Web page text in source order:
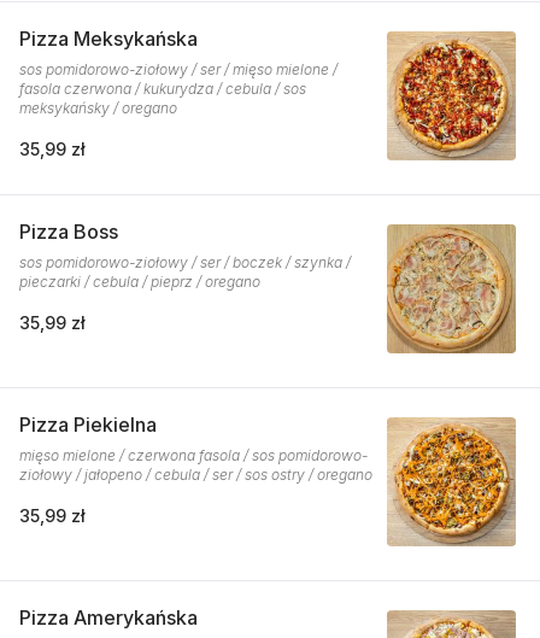
Pizza Meksykańska
sos pomidorowo-ziołowy / ser / mięso mielone /
fasola czerwona / kukurydza / cebula / sos
meksykańsky / oregano
35,99 zł
Pizza Boss
sos pomidorowo-ziołowy / ser / boczek / szynka /
pieczarki / cebula / pieprz / oregano
35,99 zł
Pizza Piekielna
mięso mielone / czerwona fasola / sos pomidorowo-
ziołowy / jałopeno / cebula / ser / sos ostry / oregano
35,99 zł
Pizza Amerykańska